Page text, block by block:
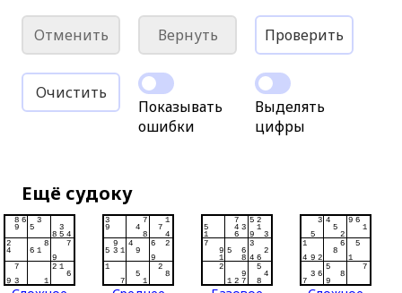
Отменить Вернуть Проверить
Очистить
Показывать
ошибки
Выделять
цифры
Ещё судоку